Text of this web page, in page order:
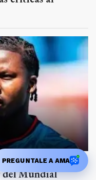
ante Argentina
del Mundial
PREGUNTALE A AMA